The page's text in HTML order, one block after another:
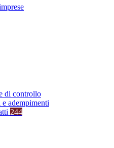
di controllo
adempimenti
244